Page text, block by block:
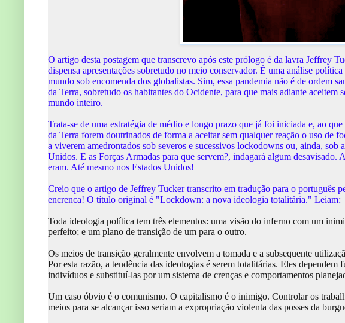
O artigo desta postagem que transcrevo após este prólogo é da lavra Jeffrey
dispensa apresentações sobretudo no meio conservador. É uma análise
mundo sob encomenda dos globalistas. Sim, essa pandemia não é de ordem
da Terra, sobretudo os habitantes do Ocidente, para que mais adiante
mundo inteiro.
Trata-se de uma estratégia de médio e longo prazo que já foi iniciada e, ao
da Terra forem doutrinados de forma a aceitar sem qualquer reação o uso de
a viverem amedrontados sob severos e sucessivos lockodowns ou, ainda, sob
Unidos. E as Forças Armadas para que servem?, indagará algum
eram. Até mesmo nos Estados Unidos!
Creio que o artigo de Jeffrey Tucker transcrito em tradução para o português
encrenca! O título original é "Lockdown: a nova ideologia totalitária." Leiam:
Toda ideologia política tem três elementos: uma visão do inferno com um
perfeito; e um plano de transição de um para o outro.
Os meios de transição geralmente envolvem a tomada e a subsequente
Por esta razão, a tendência das ideologias é serem totalitárias. Eles
indivíduos e substituí-las por um sistema de crenças e comportamentos
Um caso óbvio é o comunismo. O capitalismo é o inimigo. Controlar os
meios para se alcançar isso seriam a expropriação violenta das posses da